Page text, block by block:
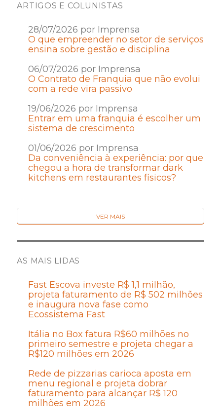
ARTIGOS E COLUNISTAS
28/07/2026 por Imprensa
O que empreender no setor de serviços
ensina sobre gestão e disciplina
06/07/2026 por Imprensa
O Contrato de Franquia que não evolui
com a rede vira passivo
19/06/2026 por Imprensa
Entrar em uma franquia é escolher um
sistema de crescimento
01/06/2026 por Imprensa
Da conveniência à experiência: por que
chegou a hora de transformar dark
kitchens em restaurantes físicos?
VER MAIS
AS MAIS LIDAS
Fast Escova investe R$ 1,1 milhão,
projeta faturamento de R$ 502 milhões
e inaugura nova fase como
Ecossistema Fast
Itália no Box fatura R$60 milhões no
primeiro semestre e projeta chegar a
R$120 milhões em 2026
Rede de pizzarias carioca aposta em
menu regional e projeta dobrar
faturamento para alcançar R$ 120
milhões em 2026